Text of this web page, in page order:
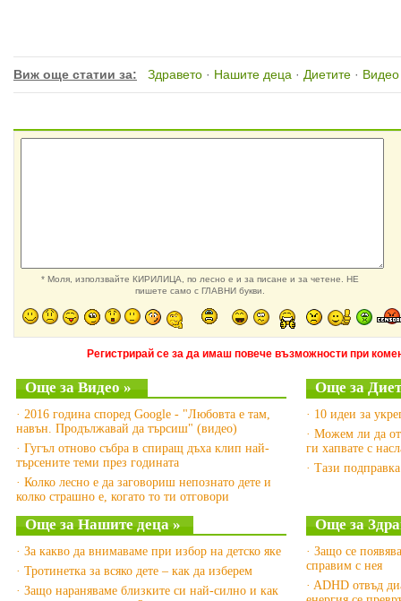
Виж още статии за: Здравето · Нашите деца · Диетите · Видео
* Моля, използвайте КИРИЛИЦА, по лесно е и за писане и за четене. НЕ
пишете само с ГЛАВНИ букви.
Регистрирай се за да имаш повече възможности при
Още за Видео »
· 2016 година според Google - "Любовта е там,
навън. Продължавай да търсиш" (видео)
· Гугъл отново събра в спиращ дъха клип най-
търсените теми през годината
· Колко лесно е да заговориш непознато дете и
колко страшно е, когато то ти отговори
Още за
· 10 идеи за
· Можем ли да
ги хапвате с
· Тази
Още за Нашите деца »
· За какво да внимаваме при избор на детско яке
· Тротинетка за всяко дете – как да изберем
· Защо нараняваме близките си най-силно и как
Още за
· Защо се
справим с нея
· ADHD отвъд